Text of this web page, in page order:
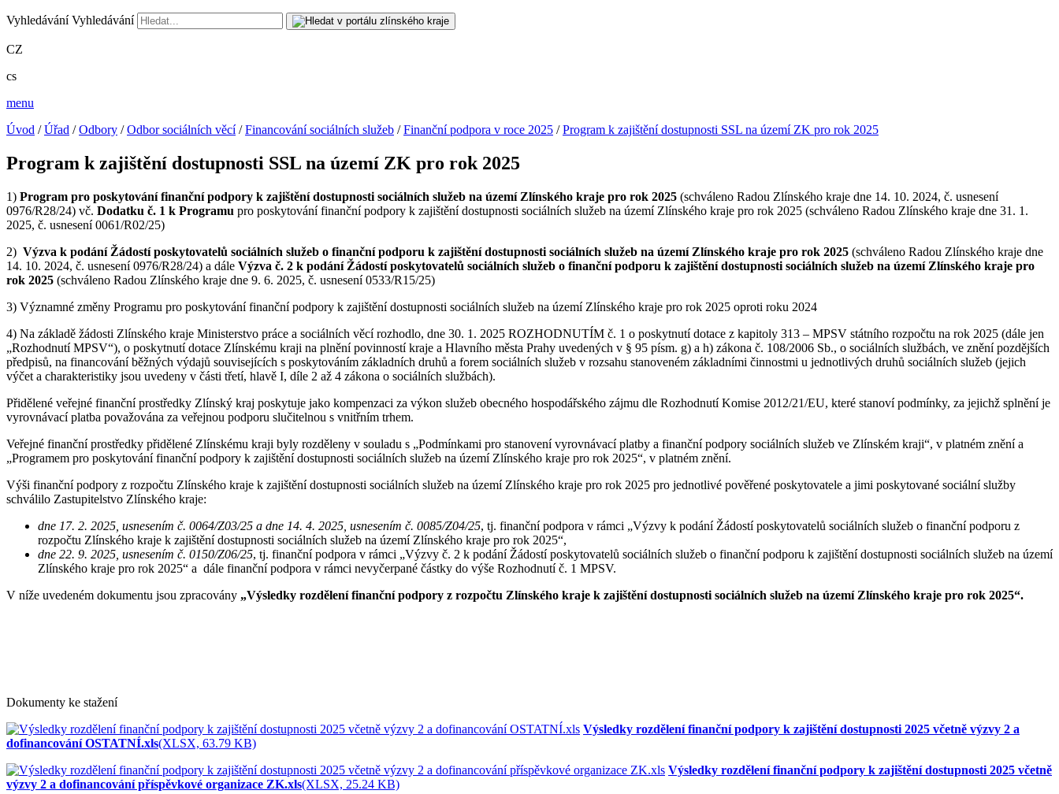
Vyhledávání Vyhledávání
CZ
cs
menu
Úvod /Úřad /Odbory /Odbor sociálních věcí/Financování sociálních služeb /Finanční podpora v roce 2025 /Program k zajištění dostupnosti SSL na území ZK pro rok 2025
Program k zajištění dostupnosti SSL na území ZK pro rok 2025
1) Program pro poskytování finanční podpory k zajištění dostupnosti sociálních služeb na území Zlínského kraje pro rok 2025 (schváleno Radou Zlínského kraje dne 14. 10. 2024, č. usnesení
0976/R28/24) vč. Dodatku č. 1 k Programu pro poskytování finanční podpory k zajištění dostupnosti sociálních služeb na území Zlínského kraje pro rok 2025 (schváleno Radou Zlínského kraje dne 31. 1.
2025, č. usnesení 0061/R02/25)
2) Výzva k podání Žádostí poskytovatelů sociálních služeb o finanční podporu k zajištění dostupnosti sociálních služeb na území Zlínského kraje pro rok 2025 (schváleno Radou Zlínského kraje dne
14. 10. 2024, č. usnesení 0976/R28/24) a dále Výzva č. 2 k podání Žádostí poskytovatelů sociálních služeb o finanční podporu k zajištění dostupnosti sociálních služeb na území Zlínského kraje pro
rok 2025 (schváleno Radou Zlínského kraje dne 9. 6. 2025, č. usnesení 0533/R15/25)
3) Významné změny Programu pro poskytování finanční podpory k zajištění dostupnosti sociálních služeb na území Zlínského kraje pro rok 2025 oproti roku 2024
4) Na základě žádosti Zlínského kraje Ministerstvo práce a sociálních věcí rozhodlo, dne 30. 1. 2025 ROZHODNUTÍM č. 1 o poskytnutí dotace z kapitoly 313 – MPSV státního rozpočtu na rok 2025 (dále jen
„Rozhodnutí MPSV“), o poskytnutí dotace Zlínskému kraji na plnění povinností kraje a Hlavního města Prahy uvedených v § 95 písm. g) a h) zákona č. 108/2006 Sb., o sociálních službách, ve znění pozdějších
předpisů, na financování běžných výdajů souvisejících s poskytováním základních druhů a forem sociálních služeb v rozsahu stanoveném základními činnostmi u jednotlivých druhů sociálních služeb (jejich
výčet a charakteristiky jsou uvedeny v části třetí, hlavě I, díle 2 až 4 zákona o sociálních službách).
Přidělené veřejné finanční prostředky Zlínský kraj poskytuje jako kompenzaci za výkon služeb obecného hospodářského zájmu dle Rozhodnutí Komise 2012/21/EU, které stanoví podmínky, za jejichž splnění je
vyrovnávací platba považována za veřejnou podporu slučitelnou s vnitřním trhem.
Veřejné finanční prostředky přidělené Zlínskému kraji byly rozděleny v souladu s „Podmínkami pro stanovení vyrovnávací platby a finanční podpory sociálních služeb ve Zlínském kraji“, v platném znění a
„Programem pro poskytování finanční podpory k zajištění dostupnosti sociálních služeb na území Zlínského kraje pro rok 2025“, v platném znění.
Výši finanční podpory z rozpočtu Zlínského kraje k zajištění dostupnosti sociálních služeb na území Zlínského kraje pro rok 2025 pro jednotlivé pověřené poskytovatele a jimi poskytované sociální služby
schválilo Zastupitelstvo Zlínského kraje:
dne 17. 2. 2025, usnesením č. 0064/Z03/25 a dne 14. 4. 2025, usnesením č. 0085/Z04/25, tj. finanční podpora v rámci „Výzvy k podání Žádostí poskytovatelů sociálních služeb o finanční podporu z
rozpočtu Zlínského kraje k zajištění dostupnosti sociálních služeb na území Zlínského kraje pro rok 2025“,
dne 22. 9. 2025, usnesením č. 0150/Z06/25, tj. finanční podpora v rámci „Výzvy č. 2 k podání Žádostí poskytovatelů sociálních služeb o finanční podporu k zajištění dostupnosti sociálních služeb na území
Zlínského kraje pro rok 2025“ a dále finanční podpora v rámci nevyčerpané částky do výše Rozhodnutí č. 1 MPSV.
V níže uvedeném dokumentu jsou zpracovány „Výsledky rozdělení finanční podpory z rozpočtu Zlínského kraje k zajištění dostupnosti sociálních služeb na území Zlínského kraje pro rok 2025“.
Dokumenty ke stažení
Výsledky rozdělení finanční podpory k zajištění dostupnosti 2025 včetně výzvy 2 a
dofinancování OSTATNÍ.xls(XLSX, 63.79 KB)
Výsledky rozdělení finanční podpory k zajištění dostupnosti 2025 včetně
výzvy 2 a dofinancování příspěvkové organizace ZK.xls(XLSX, 25.24 KB)